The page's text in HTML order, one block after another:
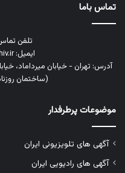
تماس باما
تلفن تماس :
ایمیل: info@mediaarshiv.ir
(ساختمان
موضوعات پرطرفدار
آگهی های تلویزیونی ایران
آگهی های رادیویی ایران